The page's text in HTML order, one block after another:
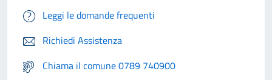
Leggi le domande frequenti
Richiedi Assistenza
Chiama il comune 0789 740900